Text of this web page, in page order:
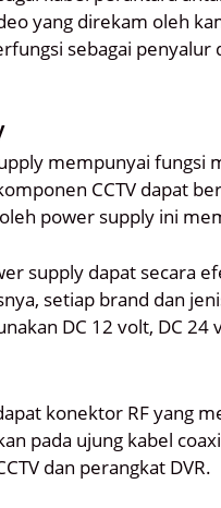
yang direkam oleh
sebagai
mempunyai fungsi
CCTV dapat
power supply ini
supply dapat secara
setiap brand dan
DC 12 volt, DC 24
konektor RF yang
pada ujung kabel
dan perangkat DVR.